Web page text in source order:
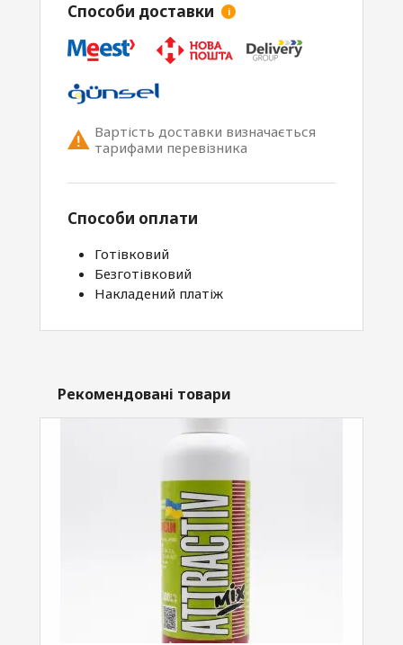
Способи доставки i
Вартість доставки визначається
тарифами перевізника
Способи оплати
Готівковий
Безготівковий
Накладений платіж
Рекомендовані товари